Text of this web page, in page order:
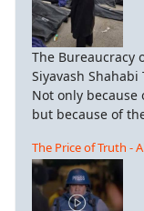
The Bureaucracy
Siyavash
Not only
but because of
The Price of Truth -